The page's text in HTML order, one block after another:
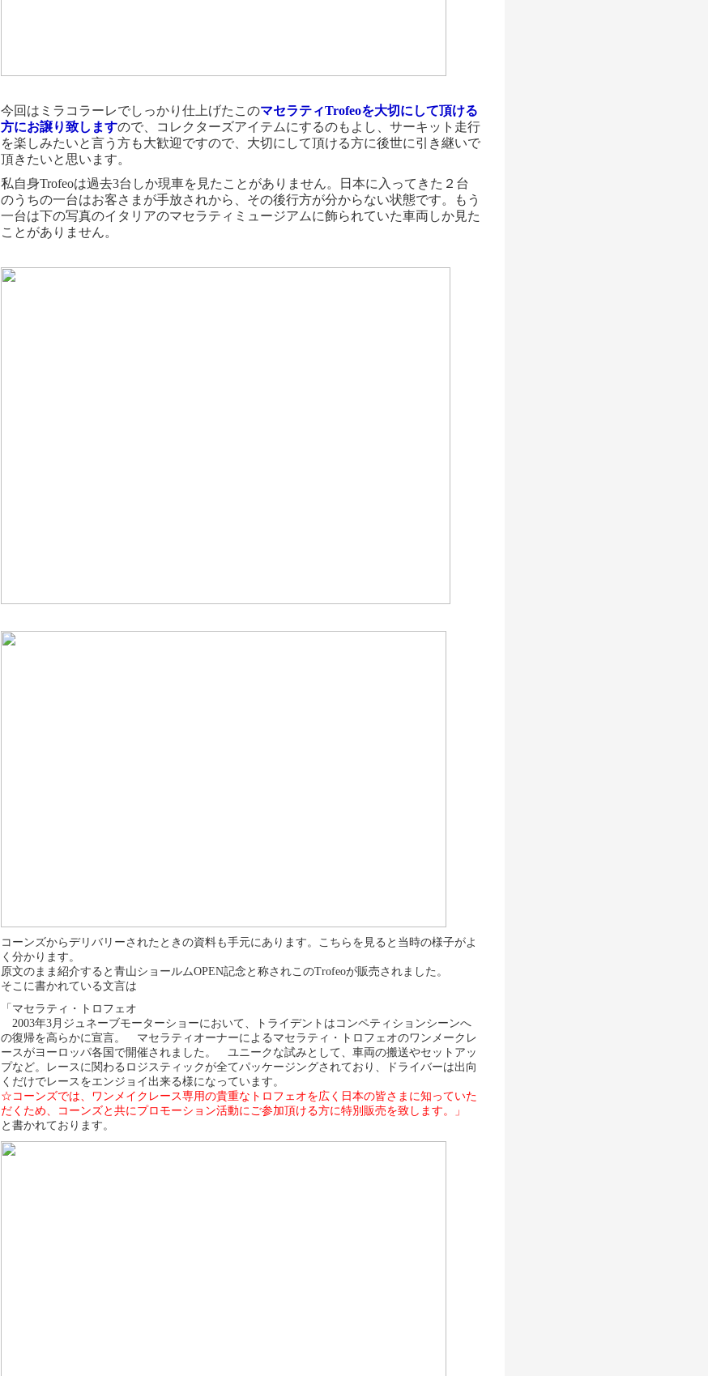
今回はミラコラーレでしっかり仕上げたこのマセラティTrofeoを大切にして頂ける
方にお譲り致しますので、コレクターズアイテムにするのもよし、サーキット走行
を楽しみたいと言う方も大歓迎ですので、大切にして頂ける方に後世に引き継いで
頂きたいと思います。
私自身Trofeoは過去3台しか現車を見たことがありません。日本に入ってきた２台
のうちの一台はお客さまが手放されから、その後行方が分からない状態です。もう
一台は下の写真のイタリアのマセラティミュージアムに飾られていた車両しか見た
ことがありません。
コーンズからデリバリーされたときの資料も手元にあります。こちらを見ると当時の様子がよ
く分かります。
原文のまま紹介すると青山ショールムOPEN記念と称されこのTrofeoが販売されました。
そこに書かれている文言は
「マセラティ・トロフェオ
2003年3月ジュネーブモーターショーにおいて、トライデントはコンペティションシーンへ
の復帰を高らかに宣言。 マセラティオーナーによるマセラティ・トロフェオのワンメークレ
ースがヨーロッパ各国で開催されました。 ユニークな試みとして、車両の搬送やセットアッ
プなど。レースに関わるロジスティックが全てパッケージングされており、ドライバーは出向
くだけでレースをエンジョイ出来る様になっています。
☆コーンズでは、ワンメイクレース専用の貴重なトロフェオを広く日本の皆さまに知っていた
だくため、コーンズと共にプロモーション活動にご参加頂ける方に特別販売を致します。」
と書かれております。